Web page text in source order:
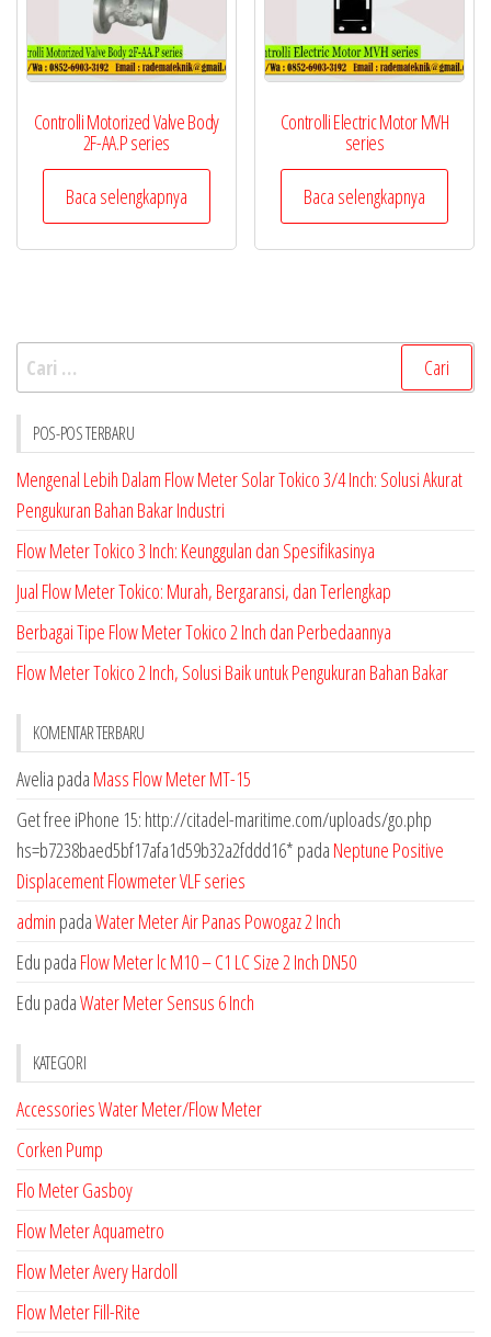
Controlli Motorized Valve Body
2F-AA.P series
Baca selengkapnya
Controlli Electric Motor MVH
series
Baca selengkapnya
Cari
untuk:
POS-POS TERBARU
Mengenal Lebih Dalam Flow Meter Solar Tokico 3/4 Inch: Solusi Akurat
Pengukuran Bahan Bakar Industri
Flow Meter Tokico 3 Inch: Keunggulan dan Spesifikasinya
Jual Flow Meter Tokico: Murah, Bergaransi, dan Terlengkap
Berbagai Tipe Flow Meter Tokico 2 Inch dan Perbedaannya
Flow Meter Tokico 2 Inch, Solusi Baik untuk Pengukuran Bahan Bakar
KOMENTAR TERBARU
Avelia pada Mass Flow Meter MT-15
Get free iPhone 15: http://citadel-maritime.com/uploads/go.php
hs=b7238baed5bf17afa1d59b32a2fddd16* pada Neptune Positive
Displacement Flowmeter VLF series
admin padaWater Meter Air Panas Powogaz 2 Inch
Edu pada Flow Meter lc M10 – C1 LC Size 2 Inch DN50
Edu padaWater Meter Sensus 6 Inch
KATEGORI
Accessories Water Meter/Flow Meter
Corken Pump
Flo Meter Gasboy
Flow Meter Aquametro
Flow Meter Avery Hardoll
Flow Meter Fill-Rite